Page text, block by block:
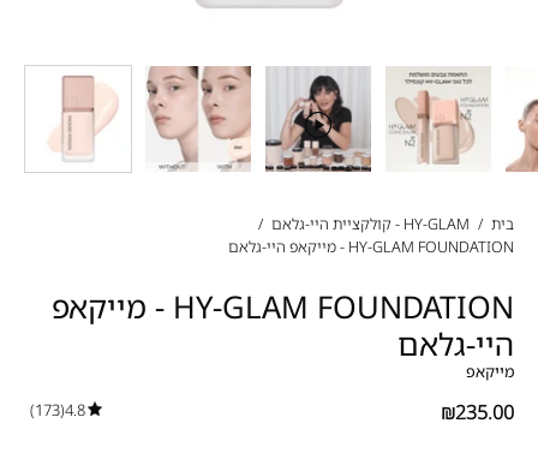
בית / HY-GLAM - קולקציית היי-גלאם
/
HY-GLAM FOUNDATION - מייקאפ היי-גלאם
HY-GLAM FOUNDATION - מייקאפ
היי-גלאם
מייקאפ
₪235.00
4.8
(173)